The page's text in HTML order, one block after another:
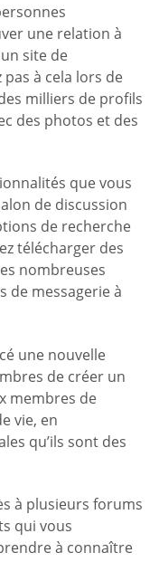
une relation à
site de
à cela lors de
milliers de profils
des photos et des
que vous
de discussion
de recherche
télécharger des
nombreuses
de messagerie à
une nouvelle
de créer un
membres de
vie, en
qu’ils sont des
à plusieurs forums
qui vous
à connaître